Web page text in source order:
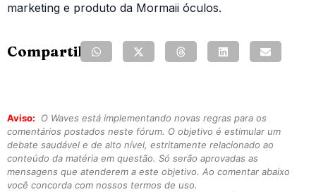
marketing e produto da Mormaii óculos.
Compartilhe:
Aviso:
O Waves está implementando novas regras para os
comentários postados neste fórum. O objetivo é estimular um
debate saudável e de alto nível, estritamente relacionado ao
conteúdo da matéria em questão. Só serão aprovadas as
mensagens que atenderem a este objetivo. Ao comentar abaixo
você concorda com nossos termos de uso.